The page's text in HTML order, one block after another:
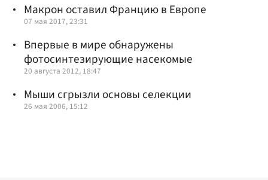
Макрон оставил Францию в Европе
07 мая 2017, 23:31
Впервые в мире обнаружены
фотосинтезирующие насекомые
20 августа 2012, 18:47
Мыши сгрызли основы селекции
26 мая 2006, 15:12